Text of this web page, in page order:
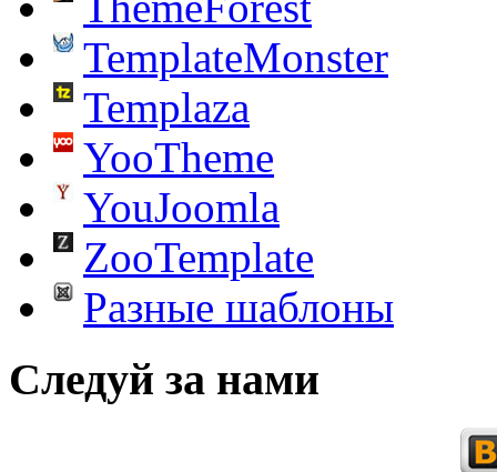
TemplateMonster
Templaza
YooTheme
YouJoomla
ZooTemplate
Разные шаблоны
Следуй за нами